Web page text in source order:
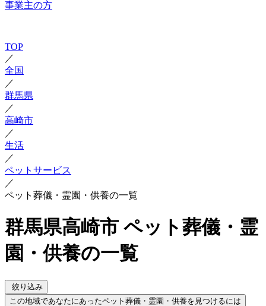
事業主の方
TOP
／
全国
／
群馬県
／
高崎市
／
生活
／
ペットサービス
／
ペット葬儀・霊園・供養の一覧
群馬県高崎市 ペット葬儀・霊
園・供養の一覧
絞り込み
この地域であなたにあったペット葬儀・霊園・供養を見つけるには